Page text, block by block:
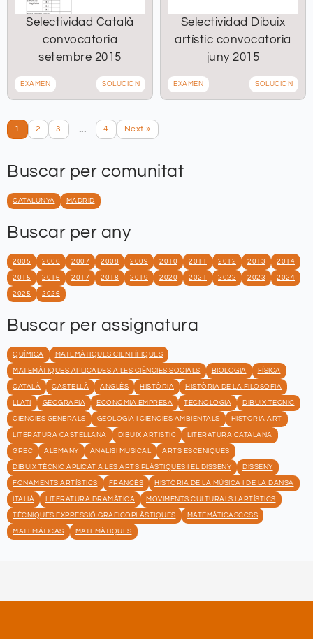
Selectividad Català
convocatoria
setembre 2015
EXAMEN SOLUCIÓN
Selectividad Dibuix
artístic convocatoria
juny 2015
EXAMEN SOLUCIÓN
1 2 3 ... 4 Next »
Buscar per comunitat
CATALUNYA MADRID
Buscar per any
2005 2006 2007 2008 2009 2010 2011 2012 2013 2014
2015 2016 2017 2018 2019 2020 2021 2022 2023 2024
2025 2026
Buscar per assignatura
QUÍMICA MATEMÀTIQUES CIENTÍFIQUES
MATEMÀTIQUES APLICADES A LES CIÈNCIES SOCIALS BIOLOGIA FÍSICA
CATALÀ CASTELLÀ ANGLÈS HISTÒRIA HISTÒRIA DE LA FILOSOFIA
LLATÍ GEOGRAFIA ECONOMIA EMPRESA TECNOLOGIA DIBUIX TÈCNIC
CIÈNCIES GENERALS GEOLOGIA I CIÈNCIES AMBIENTALS HISTÒRIA ART
LITERATURA CASTELLANA DIBUIX ARTÍSTIC LITERATURA CATALANA
GREC ALEMANY ANÀLISI MUSICAL ARTS ESCÈNIQUES
DIBUIX TÈCNIC APLICAT A LES ARTS PLÀSTIQUES I EL DISSENY DISSENY
FONAMENTS ARTÍSTICS FRANCÈS HISTÒRIA DE LA MÚSICA I DE LA DANSA
ITALIÀ LITERATURA DRAMÀTICA MOVIMENTS CULTURALS I ARTÍSTICS
TÈCNIQUES EXPRESSIÓ GRAFICOPLÀSTIQUES MATEMÁTICASCCSS
MATEMÁTICAS MATEMÀTIQUES